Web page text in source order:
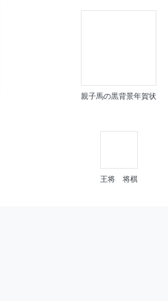
親子馬の黒背景年賀状
王将 将棋